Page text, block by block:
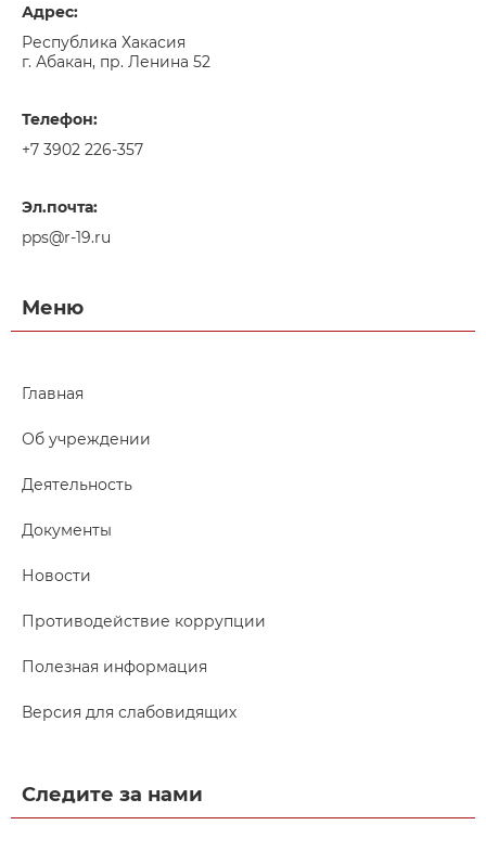
Адрес:
Республика Хакасия
г. Абакан, пр. Ленина 52
Телефон:
+7 3902 226-357
Эл.почта:
pps@r-19.ru
Меню
Главная
Об учреждении
Деятельность
Документы
Новости
Противодействие коррупции
Полезная информация
Версия для слабовидящих
Следите за нами